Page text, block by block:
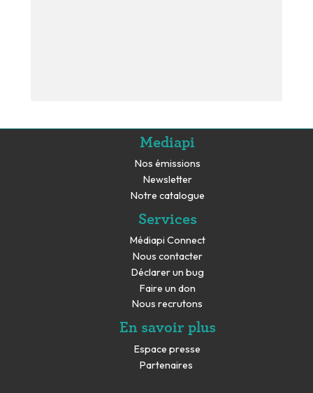
Mediapi
Nos émissions
Newsletter
Notre catalogue
Services
Médiapi Connect
Nous contacter
Déclarer un bug
Faire un don
Nous recrutons
En savoir plus
Espace presse
Partenaires